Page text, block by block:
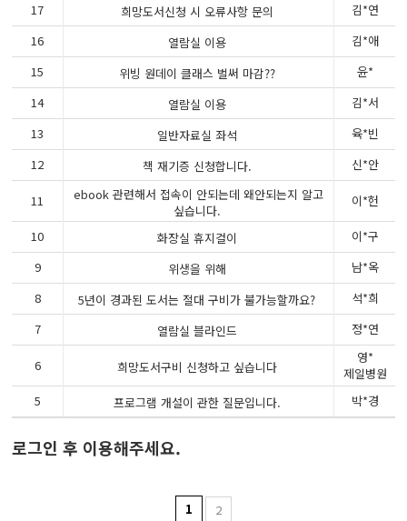
17
희망도서신청 시 오류사항 문의 김*연
16
열람실 이용 김*애
15
위빙 원데이 클래스 벌써 마감?? 윤*
14
열람실 이용 김*서
13
일반자료실 좌석 육*빈
12
책 재기증 신청합니다. 신*안
11
ebook 관련해서 접속이 안되는데 왜안되는지 알고
싶습니다.
이*헌
10 화장실 휴지걸이 이*구
9
위생을 위해 남*옥
8
5년이 경과된 도서는 절대 구비가 불가능할까요? 석*희
7
열람실 블라인드 정*연
6 희망도서구비 신청하고 싶습니다
영*
제일병원
5 프로그램 개설이 관한 질문입니다. 박*경
로그인 후 이용해주세요.
1 2